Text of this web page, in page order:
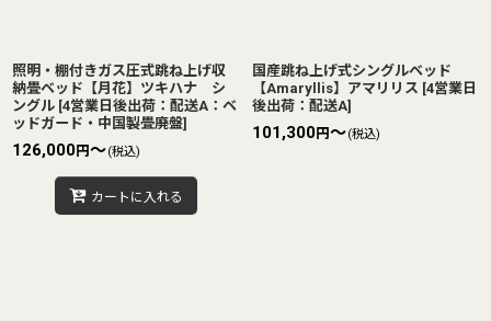
照明・棚付きガス圧式跳ね上げ収
納畳ベッド【月花】ツキハナ シ
ングル [4営業日後出荷：配送A：ベ
ッドガード・中国製畳廃盤]
126,000円～(税込)
カートに入れる
国産跳ね上げ式シングルベッド
【Amaryllis】アマリリス [4営業日
後出荷：配送A]
101,300円～(税込)